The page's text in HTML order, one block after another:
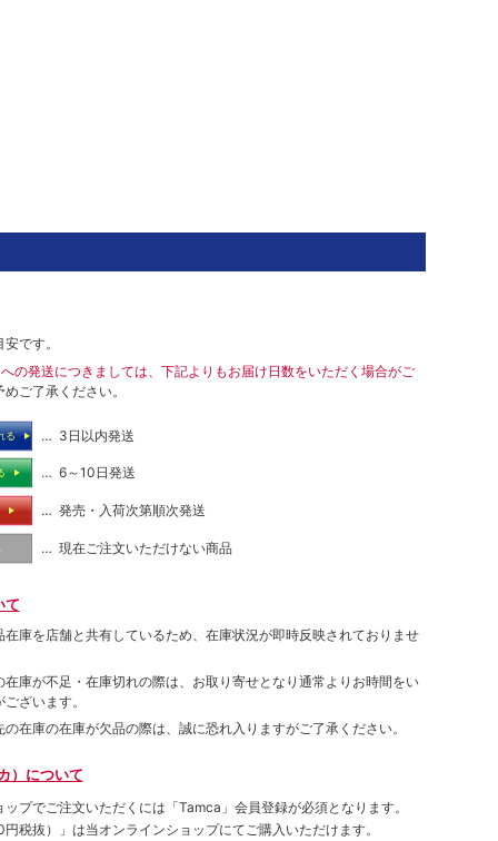
です。
の発送につきましては、下記よりもお届け日数をいただく場合がご
めご了承ください。
る … 3日以内発送
… 6～10日発送
… 発売・入荷次第順次発送
… 現在ご注文いただけない商品
て
在庫を店舗と共有しているため、在庫状況が即時反映されておりませ
在庫が不足・在庫切れの際は、お取り寄せとなり通常よりお時間をい
ざいます。
在庫の在庫が欠品の際は、誠に恐れ入りますがご了承ください。
）について
プでご注⽂いただくには「Tamca」会員登録が必須となります。
税抜）
」は当オンラインショップにてご購⼊いただけます。